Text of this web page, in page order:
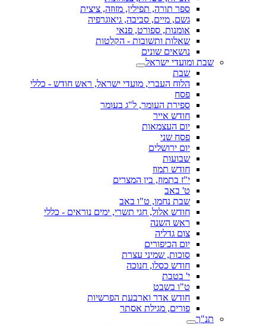
ספר תורה, תפילין, מזוזה, ציצית
גשם, מיים, סביבה, גיאוגרפיה
אומנות, ספורט, פנאי
שאלות ותשובות - הקלטות
נושאים שונים
שבת ומועדי ישראל
שבת
הלוח העברי, מועדי ישראל, ראש חודש - כללי
פסח
ספירת העומר, ל"ג בעומר
חודש אייר
יום העצמאות
פסח שני
יום ירושלים
שבועות
חודש תמוז
י"ז בתמוז, בין המצרים
ט' באב
שבת נחמו, ט"ו באב
חודש אלול, חגי תשרי, ימים נוראים - כללי
ראש השנה
צום גדליה
יום הכיפורים
סוכות, שמיני עצרת
חודש כסלו, חנוכה
י' בטבת
ט"ו בשבט
חודש אדר וארבעת הפרשיות
פורים, מגילת אסתר
תנ"ך